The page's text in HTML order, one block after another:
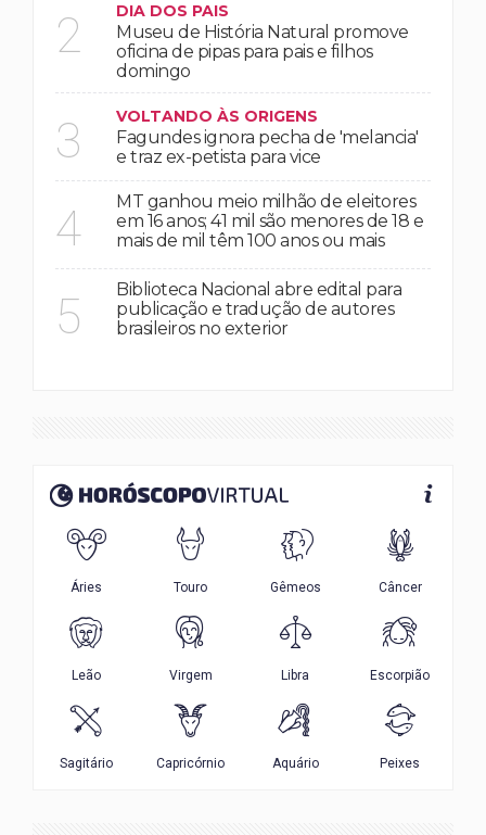
2 DIA DOS PAIS
Museu de História Natural promove
oficina de pipas para pais e filhos
domingo
3 VOLTANDO ÀS ORIGENS
Fagundes ignora pecha de 'melancia'
e traz ex-petista para vice
4
MT ganhou meio milhão de eleitores
em 16 anos; 41 mil são menores de 18 e
mais de mil têm 100 anos ou mais
5
Biblioteca Nacional abre edital para
publicação e tradução de autores
brasileiros no exterior